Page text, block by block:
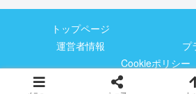
トップページ
運営者情報
プ
Cookieポリシー
© 2020-2026 転職のみち